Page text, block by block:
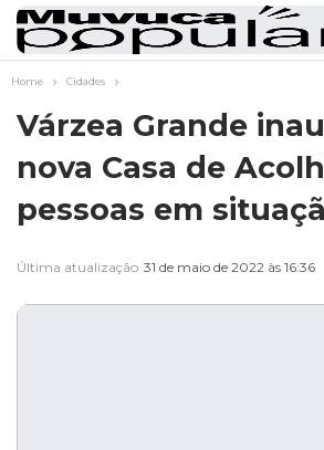
Home Cidades
Várzea Grande
nova Casa de
pessoas em
Última atualização 31 de maio de 2022 às 16:36